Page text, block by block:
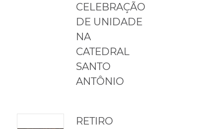
CELEBRAÇÃO
DE UNIDADE
NA
CATEDRAL
SANTO
ANTÔNIO
RETIRO